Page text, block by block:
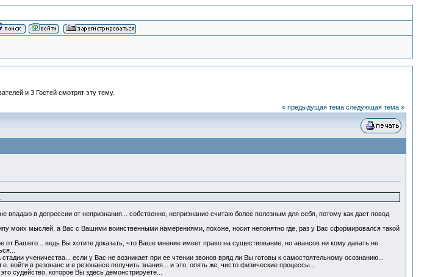
и 3 Гостей смотрят эту тему.
« предыдущая тема следующая тема »
в депрессии от непризнания... собственно, непризнание считаю более полезным для себя, потому как дает повод
моих мыслей, а Вас с Вашими воинственными намерениями, похоже, носит непонятно где, раз у Вас сформировался такой
от Вашего... ведь Вы хотите доказать, что Ваше мнение имеет право на существование, но авансов ни кому давать не
ученичества... если у Вас не возникает при ее чтении звонов вряд ли Вы готовы к самостоятельному осознанию...
войти в резонанс и в резонансе получить знания... и это, опять же, чисто физические процессы...
судейство, которое Вы здесь демонстрируете...